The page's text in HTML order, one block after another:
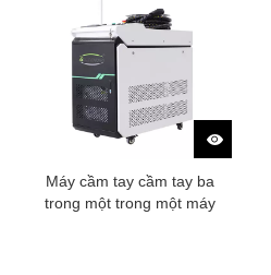
Máy cầm tay cầm tay ba
trong một trong một máy